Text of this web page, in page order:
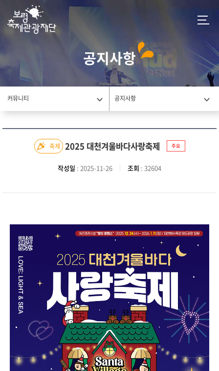
공지사항
커뮤니티 공지사항
축제 2025 대천겨울바다사랑축제 주요
작성일 : 2025-11-26 조회 : 32604